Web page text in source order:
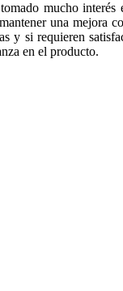
mucho
una mejora
si requieren
en el producto.